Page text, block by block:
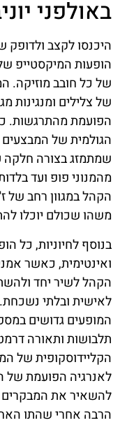
באולפני
היכנסו לקצב ולדופק
הופעות המיקסטייפ
של כל חובב מוזיקה.
של צלילים ומנגינות
הפועמת מהתרגשות.
הגולמית של
שמתמזג בצורה חלקה
מהמנוני פופ ועד
הקהל במגוון רחב של
משהו שכולם יוכלו
בנוסף לחיוניות, כל
ואינטימית, כאשר
הקהל לשיר יחד
לאישית ובלתי
המופעים גדושים
תלבושות ותאורה
הקליידוסקופית של
לאנרגיה הפועמת של
להשאיר את המבקרים
הרבה אחרי שהתו